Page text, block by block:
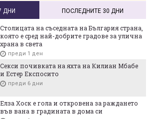
ДНИ ПОСЛЕДНИТЕ 30 ДНИ
Столицата на съседната на България страна,
която е сред най-добрите градове за улична
храна в света
преди 1 ден
Секси почивката на яхта на Килиан Мбабе
и Естер Експосито
преди 6 дни
Елза Хоск е гола и откровена за раждането
във вана в градината в дома си